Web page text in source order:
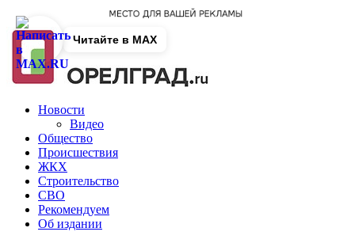
Новости
Видео
Общество
Происшествия
ЖКХ
Строительство
СВО
Рекомендуем
Об издании
Читайте в MAX